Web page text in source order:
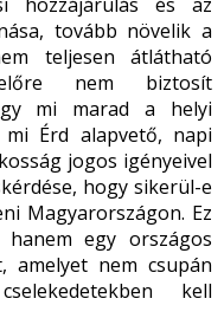
tovább növelik a
teljesen átlátható
nem biztosít
mi marad a helyi
mi Érd alapvető, napi
jogos igényeivel
hogy sikerül-e
Magyarországon. Ez
egy országos
amelyet nem csupán
kell